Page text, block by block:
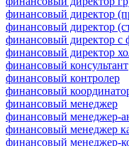
финансовый директор
финансовый директор
финансовый директор с
финансовый директор
финансовый консультант
финансовый контролер
финансовый
финансовый менеджер
финансовый менеджер-
финансовый менеджер
финансовый менеджер-